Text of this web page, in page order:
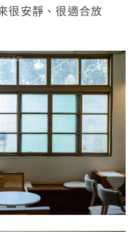
很安靜、很適合放